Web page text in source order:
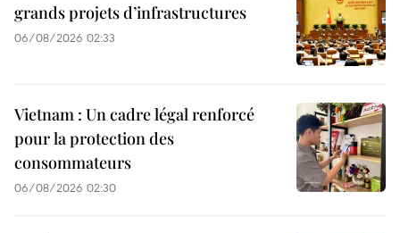
grands projets d’infrastructures
06/08/2026 02:33
Vietnam : Un cadre légal renforcé
pour la protection des
consommateurs
06/08/2026 02:30